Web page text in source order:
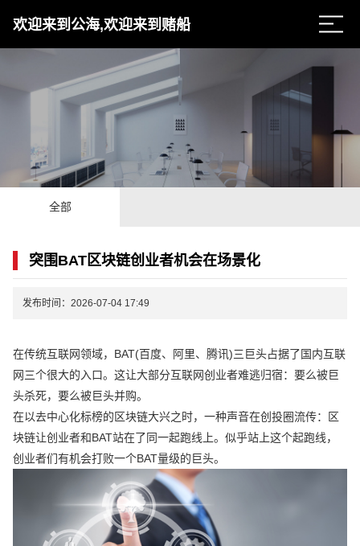
欢迎来到公海,欢迎来到赌船
全部
突围BAT区块链创业者机会在场景化
发布时间：2026-07-04 17:49
在传统互联网领域，BAT(百度、阿里、腾讯)三巨头占据了国内互联
网三个很大的入口。这让大部分互联网创业者难逃归宿：要么被巨
头杀死，要么被巨头并购。
在以去中心化标榜的区块链大兴之时，一种声音在创投圈流传：区
块链让创业者和BAT站在了同一起跑线上。似乎站上这个起跑线，
创业者们有机会打败一个BAT量级的巨头。